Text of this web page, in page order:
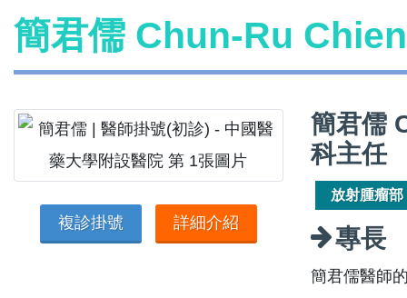
簡君儒 Chun-Ru
複診掛號 詳細介紹
簡君儒
科主任
放射腫瘤部
專長
簡君儒醫師